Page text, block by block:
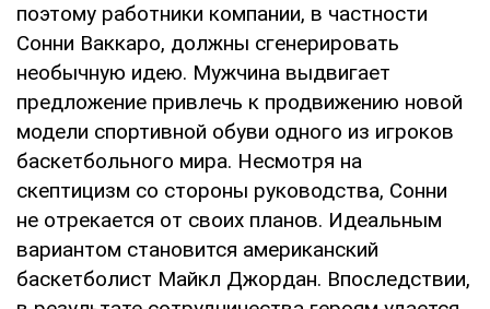
поэтому работники компании, в частности
Сонни Ваккаро, должны сгенерировать
необычную идею. Мужчина выдвигает
предложение привлечь к продвижению новой
модели спортивной обуви одного из игроков
баскетбольного мира. Несмотря на
скептицизм со стороны руководства, Сонни
не отрекается от своих планов. Идеальным
вариантом становится американский
баскетболист Майкл Джордан. Впоследствии,